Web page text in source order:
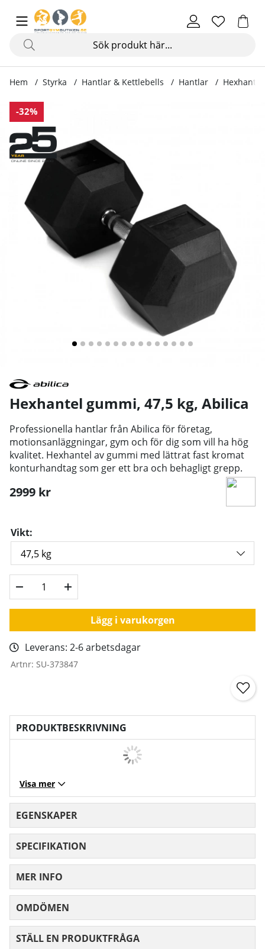
Hem Styrka Hantlar & Kettlebells Hantlar
-32%
Produktbilder Hexhantel gummi, 2 - 60 kg
Hexhantel gummi, 47,5 kg, Abilica
Professionella hantlar från Abilica för företag,
motionsanläggningar, gym och för dig som vill ha hög
kvalitet. Hexhantel av gummi med lättrat fast kromat
konturhandtag som ger ett bra och behagligt grepp.
2999 kr
Vikt:
Lägg i varukorgen
Leverans: 2-6 arbetsdagar
Artnr: SU-373847
PRODUKTBESKRIVNING
Visa mer
EGENSKAPER
SPECIFIKATION
MER INFO
OMDÖMEN
STÄLL EN PRODUKTFRÅGA